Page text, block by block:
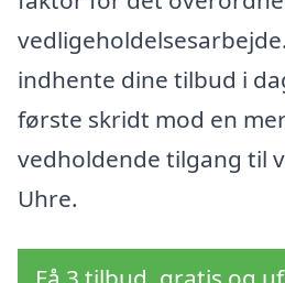
indhente dine tilbud i
første skridt mod en
vedholdende tilgang til
Uhre.